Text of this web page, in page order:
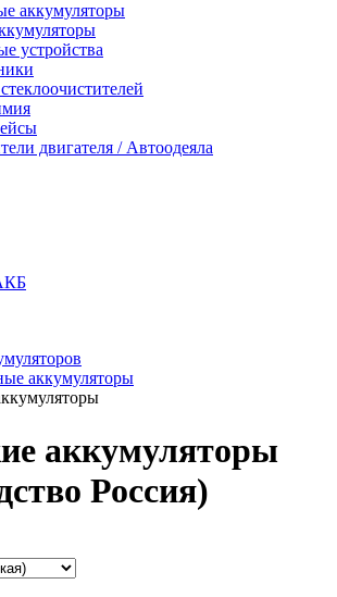
аккумуляторы
устройства
двигателя / Автоодеяла
аккумуляторы
аккумуляторы
Россия)